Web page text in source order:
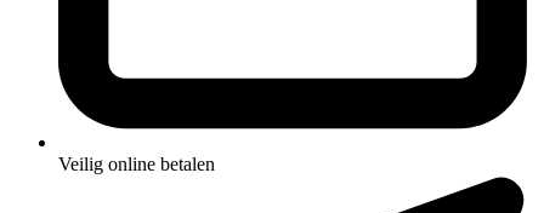
Veilig online betalen